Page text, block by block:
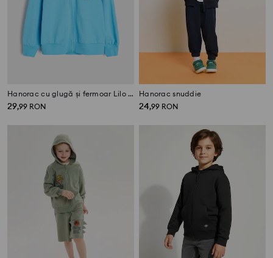
Hanorac cu glugă și fermoar Lilo & Stitch
29,99 RON
Hanorac snuddie
24,99 RON